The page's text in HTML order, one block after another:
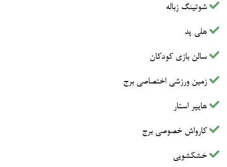
شوتینگ زباله
هلی پد
سالن بازی کودکان
زمین ورزشی اختصاصی برج
هایپر استار
کارواش خصوصی برج
خشکشویی